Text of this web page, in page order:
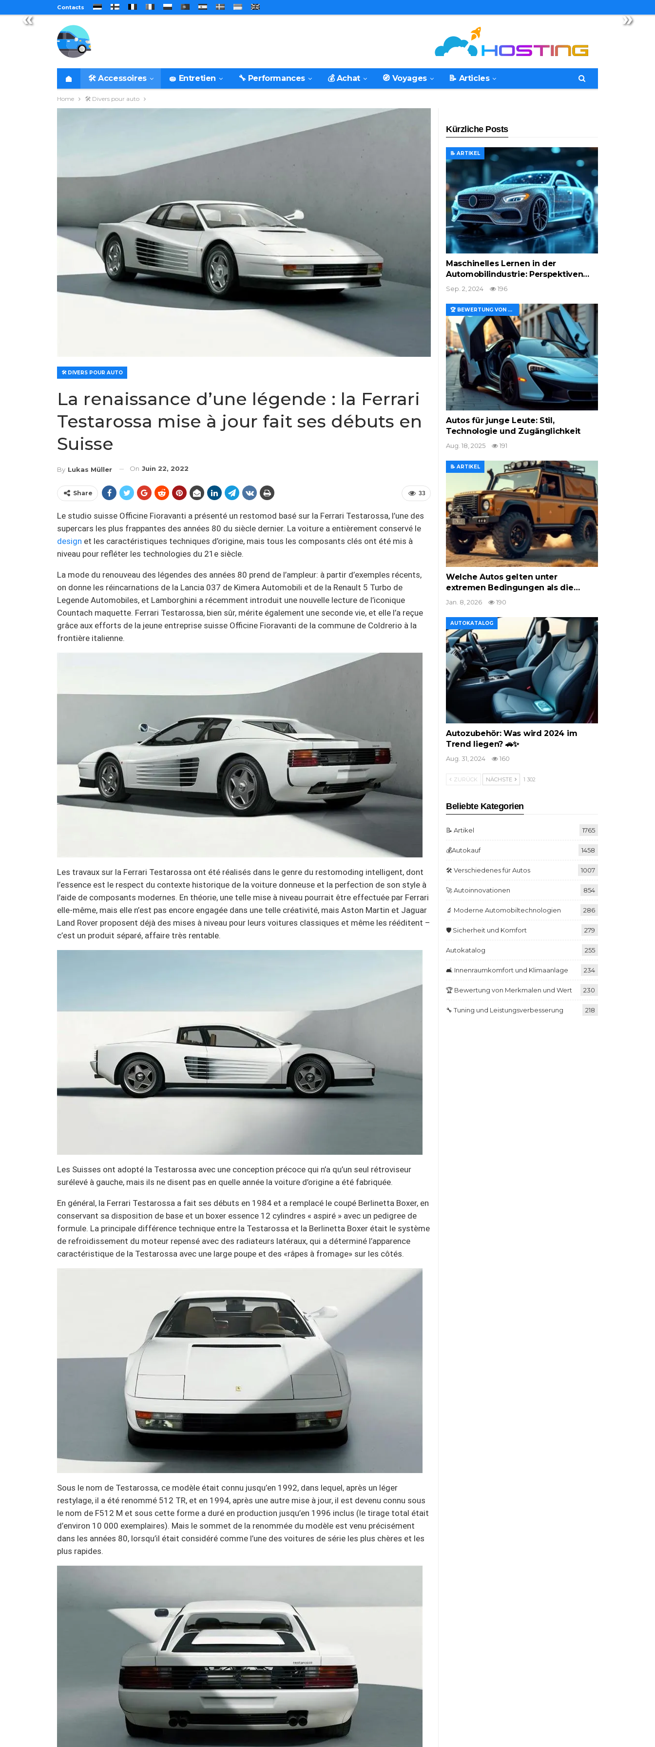
« »
Contacts
🛠️ Accessoires 🧽 Entretien 🔧 Performances 💰 Achat 🧭 Voyages 📝 Articles
Home 🛠️ Divers pour auto
🛠️ DIVERS POUR AUTO
La renaissance d’une légende : la Ferrari
Testarossa mise à jour fait ses débuts en
Suisse
By Lukas Müller On Juin 22, 2022
33
Share
Le studio suisse Officine Fioravanti a présenté un restomod basé sur la Ferrari Testarossa, l’une des
supercars les plus frappantes des années 80 du siècle dernier. La voiture a entièrement conservé le
design et les caractéristiques techniques d’origine, mais tous les composants clés ont été mis à
niveau pour refléter les technologies du 21e siècle.
La mode du renouveau des légendes des années 80 prend de l’ampleur: à partir d’exemples récents,
on donne les réincarnations de la Lancia 037 de Kimera Automobili et de la Renault 5 Turbo de
Legende Automobiles, et Lamborghini a récemment introduit une nouvelle lecture de l’iconique
Countach maquette. Ferrari Testarossa, bien sûr, mérite également une seconde vie, et elle l’a reçue
grâce aux efforts de la jeune entreprise suisse Officine Fioravanti de la commune de Coldrerio à la
frontière italienne.
Les travaux sur la Ferrari Testarossa ont été réalisés dans le genre du restomoding intelligent, dont
l’essence est le respect du contexte historique de la voiture donneuse et la perfection de son style à
l’aide de composants modernes. En théorie, une telle mise à niveau pourrait être effectuée par Ferrari
elle-même, mais elle n’est pas encore engagée dans une telle créativité, mais Aston Martin et Jaguar
Land Rover proposent déjà des mises à niveau pour leurs voitures classiques et même les rééditent –
c’est un produit séparé, affaire très rentable.
Les Suisses ont adopté la Testarossa avec une conception précoce qui n’a qu’un seul rétroviseur
surélevé à gauche, mais ils ne disent pas en quelle année la voiture d’origine a été fabriquée.
En général, la Ferrari Testarossa a fait ses débuts en 1984 et a remplacé le coupé Berlinetta Boxer, en
conservant sa disposition de base et un boxer essence 12 cylindres « aspiré » avec un pedigree de
formule. La principale différence technique entre la Testarossa et la Berlinetta Boxer était le système
de refroidissement du moteur repensé avec des radiateurs latéraux, qui a déterminé l’apparence
caractéristique de la Testarossa avec une large poupe et des «râpes à fromage» sur les côtés.
Sous le nom de Testarossa, ce modèle était connu jusqu’en 1992, dans lequel, après un léger
restylage, il a été renommé 512 TR, et en 1994, après une autre mise à jour, il est devenu connu sous
le nom de F512 M et sous cette forme a duré en production jusqu’en 1996 inclus (le tirage total était
d’environ 10 000 exemplaires). Mais le sommet de la renommée du modèle est venu précisément
dans les années 80, lorsqu’il était considéré comme l’une des voitures de série les plus chères et les
plus rapides.
Kürzliche Posts
📝 ARTIKEL
Maschinelles Lernen in der
Automobilindustrie: Perspektiven…
Sep. 2, 2024 196
🏆 BEWERTUNG VON MERKMALEN UND WERT
Autos für junge Leute: Stil,
Technologie und Zugänglichkeit
Aug. 18, 2025 191
📝 ARTIKEL
Welche Autos gelten unter
extremen Bedingungen als die…
Jan. 8, 2026 190
AUTOKATALOG
Autozubehör: Was wird 2024 im
Trend liegen? 🚗✨
Aug. 31, 2024 160
ZURÜCK NÄCHSTE 1 302
Beliebte Kategorien
📝 Artikel 1765
💰Autokauf 1458
🛠️ Verschiedenes für Autos 1007
🚀 Autoinnovationen 854
🔬 Moderne Automobiltechnologien 286
🛡️ Sicherheit und Komfort 279
Autokatalog 255
🛋️ Innenraumkomfort und Klimaanlage 234
🏆 Bewertung von Merkmalen und Wert 230
🔧 Tuning und Leistungsverbesserung 218